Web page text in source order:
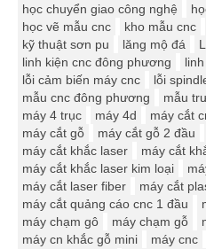
học chuyển giao công nghệ
học vẽ mẫu cnc
kho mẫu cnc
kỹ thuật sơn pu
lăng mộ đá
linh kiện cnc đông phương
lỗi cảm biến máy cnc
lỗi
mẫu cnc đông phương
mẫu
máy 4 trục
máy 4d máy cắt
máy cắt gỗ
máy cắt gỗ 2 đầu
máy cắt khắc laser
máy cắt
máy cắt khắc laser kim loại
máy cắt laser fiber
máy cắt
máy cắt quảng cáo cnc 1 đầu
máy chạm gô
máy chạm gỗ
máy cn khắc gỗ mini
máy cnc